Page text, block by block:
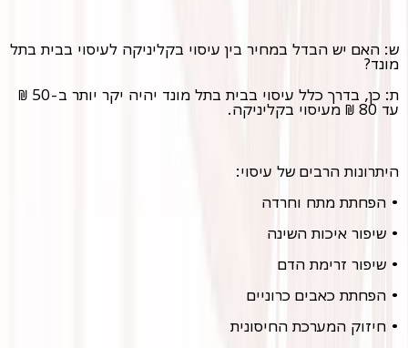
ש: האם יש הבדל במחיר בין עיסוי בקליניקה לעיסוי בבית בתל
מונד?
ת: כן, בדרך כלל עיסוי בבית בתל מונד יהיה יקר יותר ב-50 ₪
עד 80 ₪ מעיסוי בקליניקה.
היתרונות הרבים של עיסוי:
• הפחתת מתח וחרדה
• שיפור איכות השינה
• שיפור זרימת הדם
• הפחתת כאבים כרוניים
• חיזוק המערכת החיסונית